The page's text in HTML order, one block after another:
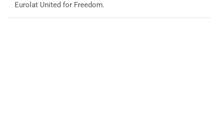
Eurolat United for Freedom.